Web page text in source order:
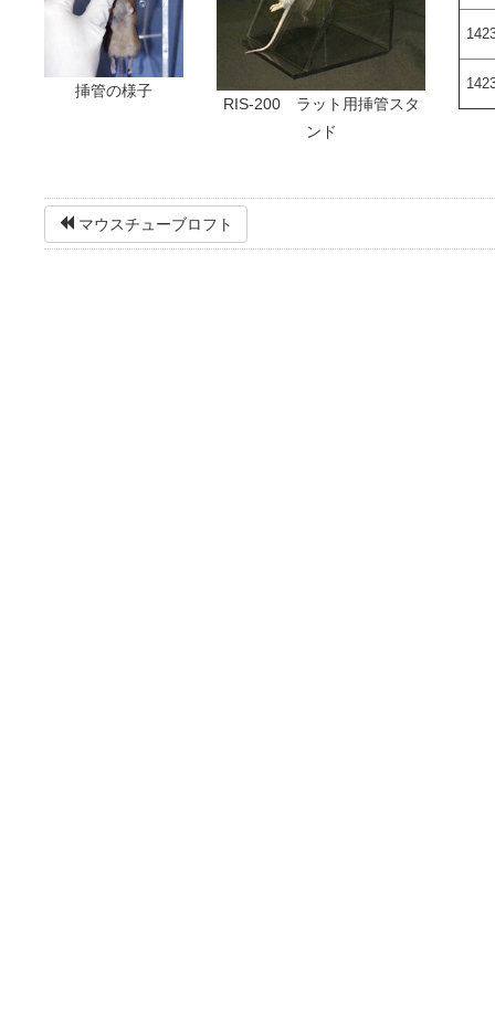
挿管の様子
RIS-200 ラット用挿管スタ
ンド
マウスチューブロフト